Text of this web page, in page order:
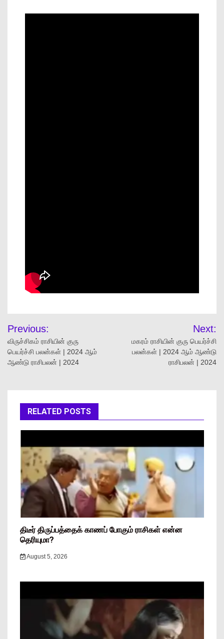
Previous:
விருச்சிகம் ராசியின் குரு
பெயர்ச்சி பலன்கள் | 2024 ஆம்
ஆண்டு ராசிபலன் | 2024
Next:
மகரம் ராசியின் குரு பெயர்ச்சி
பலன்கள் | 2024 ஆம் ஆண்டு
ராசிபலன் | 2024
RELATED POSTS
திடீர் திருப்பத்தைக் காணப் போகும் ராசிகள் என்ன
தெரியுமா?
August 5, 2026